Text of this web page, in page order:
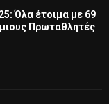
Όλα έτοιμα με 69
Πρωταθλητές